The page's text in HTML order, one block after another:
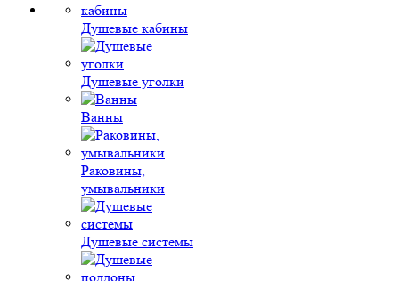
Душевые кабины
Душевые уголки
Ванны
Раковины,
умывальники
Душевые системы